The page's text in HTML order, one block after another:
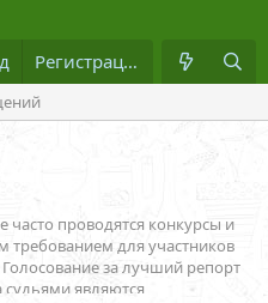
нового? Медиа
Регистрация
проводятся конкурсы и
для участников
за лучший репорт
являются